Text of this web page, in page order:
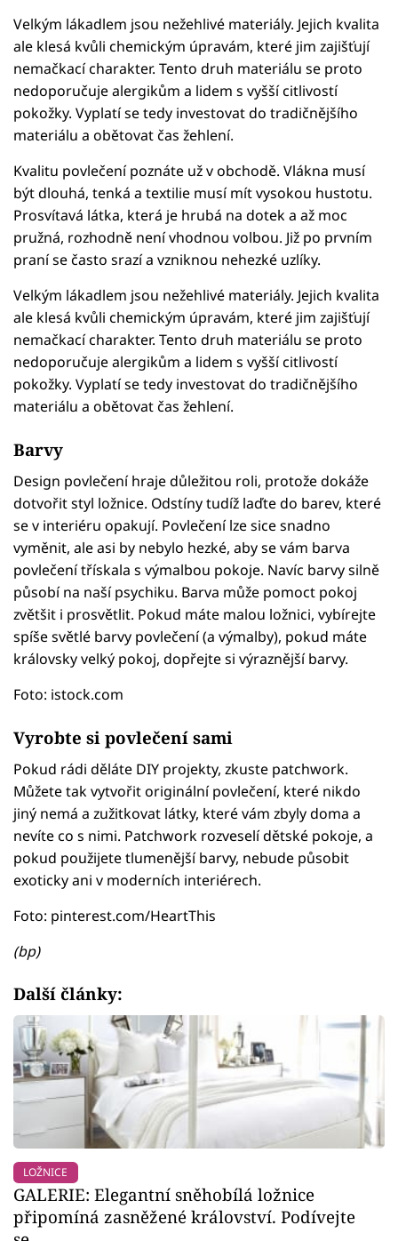
Velkým lákadlem jsou nežehlivé materiály. Jejich kvalita
ale klesá kvůli chemickým úpravám, které jim zajišťují
nemačkací charakter. Tento druh materiálu se proto
nedoporučuje alergikům a lidem s vyšší citlivostí
pokožky. Vyplatí se tedy investovat do tradičnějšího
materiálu a obětovat čas žehlení.
Kvalitu povlečení poznáte už v obchodě. Vlákna musí
být dlouhá, tenká a textilie musí mít vysokou hustotu.
Prosvítavá látka, která je hrubá na dotek a až moc
pružná, rozhodně není vhodnou volbou. Již po prvním
praní se často srazí a vzniknou nehezké uzlíky.
Velkým lákadlem jsou nežehlivé materiály. Jejich kvalita
ale klesá kvůli chemickým úpravám, které jim zajišťují
nemačkací charakter. Tento druh materiálu se proto
nedoporučuje alergikům a lidem s vyšší citlivostí
pokožky. Vyplatí se tedy investovat do tradičnějšího
materiálu a obětovat čas žehlení.
Barvy
Design povlečení hraje důležitou roli, protože dokáže
dotvořit styl ložnice. Odstíny tudíž laďte do barev, které
se v interiéru opakují. Povlečení lze sice snadno
vyměnit, ale asi by nebylo hezké, aby se vám barva
povlečení třískala s výmalbou pokoje. Navíc barvy silně
působí na naší psychiku. Barva může pomoct pokoj
zvětšit i prosvětlit. Pokud máte malou ložnici, vybírejte
spíše světlé barvy povlečení (a výmalby), pokud máte
královsky velký pokoj, dopřejte si výraznější barvy.
Foto: istock.com
Vyrobte si povlečení sami
Pokud rádi děláte DIY projekty, zkuste patchwork.
Můžete tak vytvořit originální povlečení, které nikdo
jiný nemá a zužitkovat látky, které vám zbyly doma a
nevíte co s nimi. Patchwork rozveselí dětské pokoje, a
pokud použijete tlumenější barvy, nebude působit
exoticky ani v moderních interiérech.
Foto: pinterest.com/HeartThis
(bp)
Další články:
LOŽNICE
GALERIE: Elegantní sněhobílá ložnice
připomíná zasněžené království. Podívejte